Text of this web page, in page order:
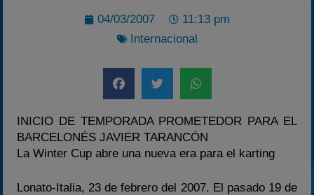
Temporada 2026
Temporadas anteriores
2022
2023
04/03/2007
11:13 pm
Internacional
INICIO DE TEMPORADA PROMETEDOR PARA EL
BARCELONÉS JAVIER TARANCÓN
La Winter Cup abre una nueva era para el karting
Lonato-Italia, 23 de febrero del 2007. El pasado 19 de